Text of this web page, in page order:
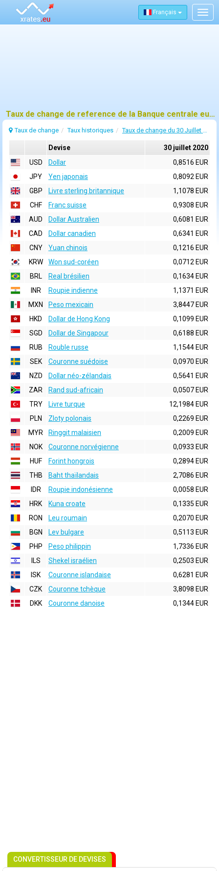
Français
Taux de change de reference de la Banque centrale europeenne (BCE) pour 30 juillet 2020
Taux de change Taux historiques Taux de change du 30 Juillet 2020
Devise
30 juillet 2020
USD
Dollar
0,8516 EUR
JPY
Yen japonais
0,8092 EUR
GBP
Livre sterling britannique
1,1078 EUR
CHF
Franc suisse
0,9308 EUR
AUD
Dollar Australien
0,6081 EUR
CAD
Dollar canadien
0,6341 EUR
CNY
Yuan chinois
0,1216 EUR
KRW
Won sud-coréen
0,0712 EUR
BRL
Real brésilien
0,1634 EUR
INR
Roupie indienne
1,1371 EUR
MXN
Peso mexicain
3,8447 EUR
HKD
Dollar de Hong Kong
0,1099 EUR
SGD
Dollar de Singapour
0,6188 EUR
RUB
Rouble russe
1,1544 EUR
SEK
Couronne suédoise
0,0970 EUR
NZD
Dollar néo-zélandais
0,5641 EUR
ZAR
Rand sud-africain
0,0507 EUR
TRY
Livre turque
12,1984 EUR
PLN
Zloty polonais
0,2269 EUR
MYR
Ringgit malaisien
0,2009 EUR
NOK
Couronne norvégienne
0,0933 EUR
HUF
Forint hongrois
0,2894 EUR
THB
Baht thaïlandais
2,7086 EUR
IDR
Roupie indonésienne
0,0058 EUR
HRK
Kuna croate
0,1335 EUR
RON
Leu roumain
0,2070 EUR
BGN
Lev bulgare
0,5113 EUR
PHP
Peso philippin
1,7336 EUR
ILS
Shekel israélien
0,2503 EUR
ISK
Couronne islandaise
0,6281 EUR
CZK
Couronne tchèque
3,8098 EUR
DKK
Couronne danoise 0,1344 EUR
CONVERTISSEUR DE DEVISES